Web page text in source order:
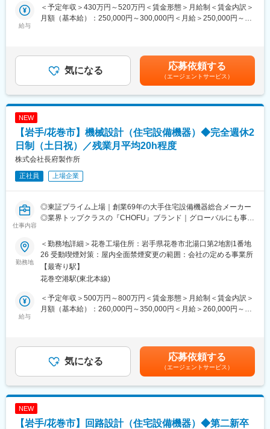
当社は69年の歴史を持つ住宅設備機器総合メーカーです。
給湯器・空調機器・システムバスやキッチン・太陽熱温水器など
また近年は海外にもヒートポンプ式熱源機やガス給湯器の普及が
拡大しておりグローバルへCHOFUブランドを展開しています。
変更の範囲：会社の定める業務
【製品例】
・給湯機器：石油給湯器/石油風呂釜/ガス給湯器/ガス風呂釜/電気
テム/石油ストーブ
・システム機器：システムバス/人工大理石浴槽/システムキッチン
・ソーラー機器：太陽熱温水器/ソーラー床下換気扇
担当製品を決定いたします。
■充実した就業環境：
◎完全週休2日（土・日・祝）／リフレッシュ休暇制度（10日間
／2023年度）
◎PC自動シャットダウン管理（許可なく夜間や休日にパソコンの
利用不可）
い環境です
◎＜働き方改革関連認定企業＞やまぐち健康経営認定企業／誰も
が活躍できるやまぐちの企業
■当社について：
当社は69年の歴史を持つ住宅設備機器総合メーカーです。
給湯器・空調機器・システムバスやキッチン・太陽熱温水器など
また近年は海外にもヒートポンプ式熱源機やガス給湯器の普及が
拡大しておりグローバルへCHOFUブランドを展開しています。
変更の範囲：会社の定める業務
給与
＜予定年収＞430万円～520万円＜賃金形態＞月給制＜賃金内訳＞
月額（基本給）：250,000円～300,000円＜月給＞250,000円～
■35歳：年収570万円（月給32万円＋各種手当＋賞与2回）賃金は
あくまでも目安の金額であり、選考を通じて上下する可能性があ
ります。月給(月額)は固定手当を含めた表記です。
気になる 応募依頼する
（エージェントサービス）
NEW
【岩手/花巻市】機械設計（住宅設備機器）◆完全週休2
日制（土日祝）／残業月平均20h程度
株式会社長府製作所
正社員 上場企業
仕事内容
◎東証プライム上場｜創業69年の大手住宅設備機器総合メーカー
◎業界トップクラスの『CHOFU』ブランド｜グローバルにも事業
◎充実の福利厚生｜賞与5.78カ月支給｜社員の定着率90％以上
■職務内容：
住宅設備機器の機械設計及び開発業務を担当します。
製品の試作及び性能試験を含めご対応いただきます。
【製品例】
・給湯機器：石油給湯器/石油風呂釜/ガス給湯器/ガス風呂釜/電気
テム/石油ストーブ
・システム機器：システムバス/人工大理石浴槽/システムキッチン
・ソーラー機器：太陽熱温水器/ソーラー床下換気扇
担当製品を決定いたします。
勤務地
＜勤務地詳細＞花巻工場住所：岩手県花巻市北湯口第2地割1番地
26 受動喫煙対策：屋内全面禁煙変更の範囲：会社の定める事業所
【最寄り駅】
花巻空港駅(東北本線)
給与
＜予定年収＞500万円～800万円＜賃金形態＞月給制＜賃金内訳＞
月額（基本給）：260,000円～350,000円＜月給＞260,000円～
■35歳：年収570万円（月給32万円＋各種手当＋賞与2回）賃金は
あくまでも目安の金額であり、選考を通じて上下する可能性があ
ります。月給(月額)は固定手当を含めた表記です。
気になる 応募依頼する
（エージェントサービス）
NEW
【岩手/花巻市】回路設計（住宅設備機器）◆第二新卒